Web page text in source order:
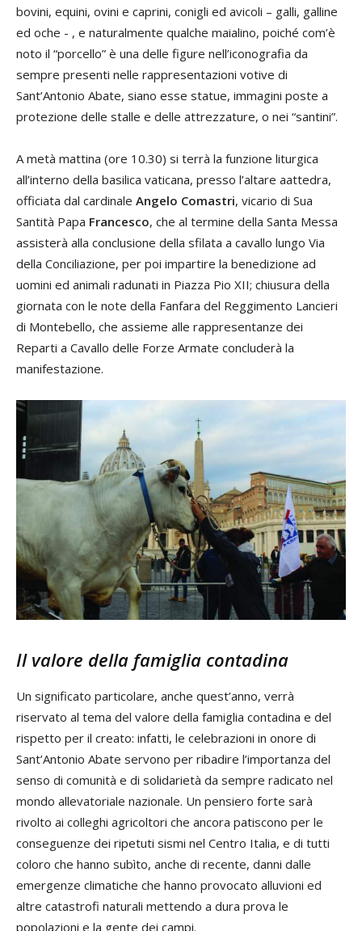
bovini, equini, ovini e caprini, conigli ed avicoli – galli, galline
ed oche - , e naturalmente qualche maialino, poiché com’è
noto il “porcello” è una delle figure nell’iconografia da
sempre presenti nelle rappresentazioni votive di
Sant’Antonio Abate, siano esse statue, immagini poste a
protezione delle stalle e delle attrezzature, o nei “santini”.
A metà mattina (ore 10.30) si terrà la funzione liturgica
all’interno della basilica vaticana, presso l’altare aattedra,
officiata dal cardinale Angelo Comastri, vicario di Sua
Santità Papa Francesco, che al termine della Santa Messa
assisterà alla conclusione della sfilata a cavallo lungo Via
della Conciliazione, per poi impartire la benedizione ad
uomini ed animali radunati in Piazza Pio XII; chiusura della
giornata con le note della Fanfara del Reggimento Lancieri
di Montebello, che assieme alle rappresentanze dei
Reparti a Cavallo delle Forze Armate concluderà la
manifestazione.
Il valore della famiglia contadina
Un significato particolare, anche quest’anno, verrà
riservato al tema del valore della famiglia contadina e del
rispetto per il creato: infatti, le celebrazioni in onore di
Sant’Antonio Abate servono per ribadire l’importanza del
senso di comunità e di solidarietà da sempre radicato nel
mondo allevatoriale nazionale. Un pensiero forte sarà
rivolto ai colleghi agricoltori che ancora patiscono per le
conseguenze dei ripetuti sismi nel Centro Italia, e di tutti
coloro che hanno subìto, anche di recente, danni dalle
emergenze climatiche che hanno provocato alluvioni ed
altre catastrofi naturali mettendo a dura prova le
popolazioni e la gente dei campi.